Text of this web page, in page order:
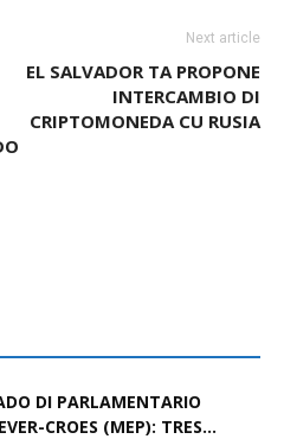
Next article
EL SALVADOR TA PROPONE
INTERCAMBIO DI
CRIPTOMONEDA CU RUSIA
DI PARLAMENTARIO
CROES (MEP): TRES...